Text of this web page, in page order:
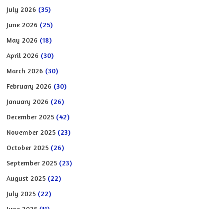
July 2026 (35)
June 2026 (25)
May 2026 (18)
April 2026 (30)
March 2026 (30)
February 2026 (30)
January 2026 (26)
December 2025 (42)
November 2025 (23)
October 2025 (26)
September 2025 (23)
August 2025 (22)
July 2025 (22)